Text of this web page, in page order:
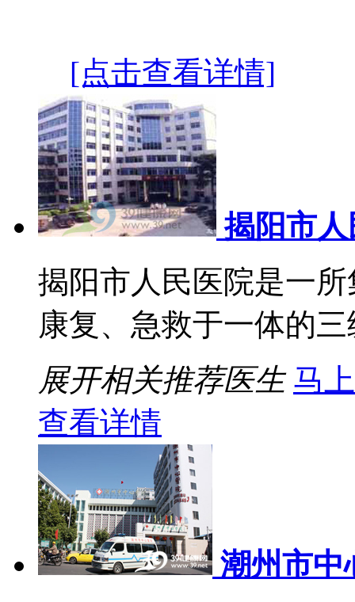
[点击查看详情]
揭阳市
揭阳市人民医院是一
康复、急救于一体的三
展开相关推荐医生 马
查看详情
潮州市中